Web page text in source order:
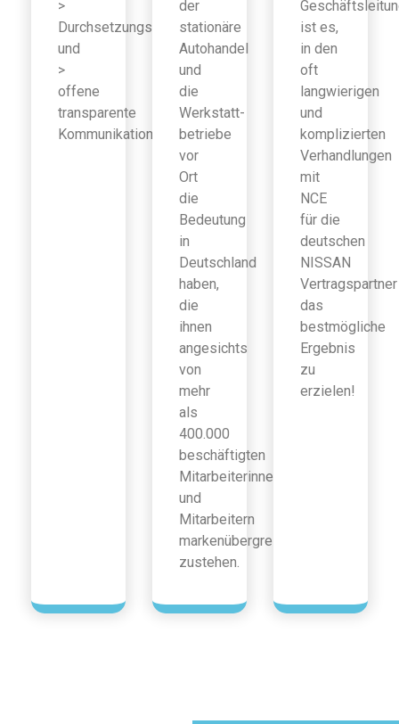
>
Durchsetzungsfähigkeit
und
>
offene
transparente
Kommunikation
der
stationäre
Autohandel
und
die
Werkstatt-
betriebe
vor
Ort
die
Bedeutung
in
Deutschland
haben,
die
ihnen
angesichts
von
mehr
als
400.000
beschäftigten
Mitarbeiterinnen
und
Mitarbeitern
markenübergreifend
zustehen.
ist es,
in den
oft
langwierigen
und
komplizierten
Verhandlungen
mit
NCE
für die
deutschen
NISSAN
Vertragspartner
das
bestmögliche
Ergebnis
zu
erzielen!